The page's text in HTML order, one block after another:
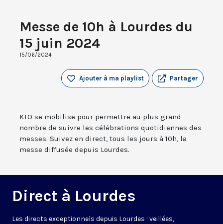
Messe de 10h à Lourdes du
15 juin 2024
15/06/2024
Partager
Ajouter à ma playlist
KTO se mobilise pour permettre au plus grand
nombre de suivre les célébrations quotidiennes des
messes. Suivez en direct, tous les jours à 10h, la
messe diffusée depuis Lourdes.
Direct à Lourdes
Les directs exceptionnels depuis Lourdes : veillées,